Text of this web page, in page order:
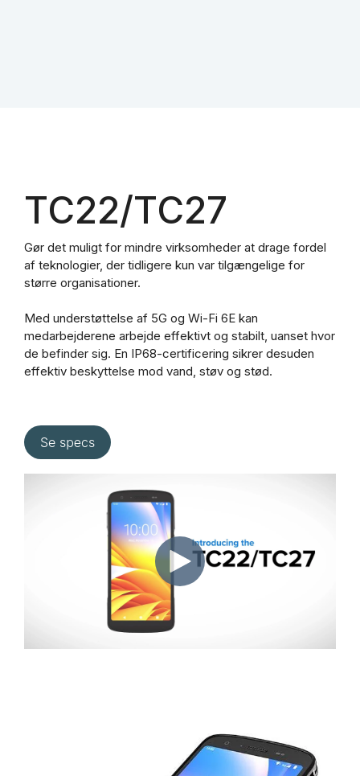
TC22/TC27
Gør det muligt for mindre virksomheder at drage fordel
af teknologier, der tidligere kun var tilgængelige for
større organisationer.
Med understøttelse af 5G og Wi-Fi 6E kan
medarbejderene arbejde effektivt og stabilt, uanset hvor
de befinder sig. En IP68-certificering sikrer desuden
effektiv beskyttelse mod vand, støv og stød.